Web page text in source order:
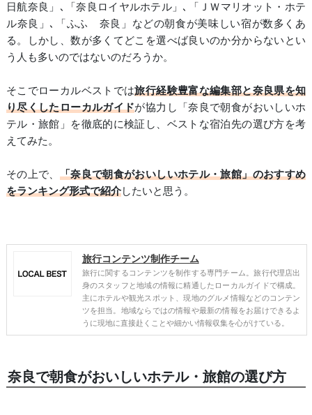
日航奈良」､「奈良ロイヤルホテル」､「ＪＷマリオット・ホテ
ル奈良」､「ふふ 奈良」などの朝食が美味しい宿が数多くあ
る。しかし、数が多くてどこを選べば良いのか分からないとい
う人も多いのではないのだろうか。
そこでローカルベストでは旅行経験豊富な編集部と奈良県を知
り尽くしたローカルガイドが協力し「奈良で朝食がおいしいホ
テル・旅館」を徹底的に検証し、ベストな宿泊先の選び方を考
えてみた。
その上で、 「奈良で朝食がおいしいホテル・旅館」のおすすめ
をランキング形式で紹介したいと思う。
旅行コンテンツ制作チーム
旅行に関するコンテンツを制作する専門チーム。旅行代理店出
身のスタッフと地域の情報に精通したローカルガイドで構成。
主にホテルや観光スポット、現地のグルメ情報などのコンテン
ツを担当。地域ならではの情報や最新の情報をお届けできるよ
うに現地に直接赴くことや細かい情報収集を心がけている。
奈良で朝食がおいしいホテル・旅館の選び方